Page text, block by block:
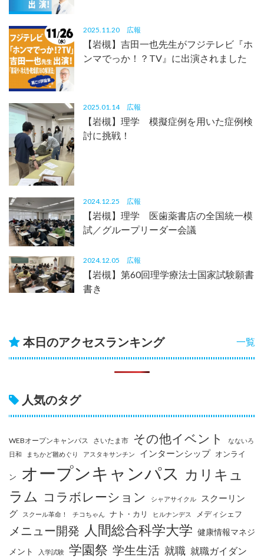
2025.11.20 広報
【岩槻】吉田一也先生がフジテレビ『ホ
ンマでっか！？TV』に出演されました
2025.01.14 広報
【岩槻】理学 模擬症例を用いた症例検
討に挑戦！
2024.12.25 広報
【岩槻】理学 医歯薬書店の全国統一模
試／グループリーダー会議
2024.12.05 広報
【岩槻】第60回理学療法士国家試験願書
書き
一覧
本日のアクセスランキング
人気のタグ
WEBオープンキャンパス さいたま市 その他イベント
なないろ
日和
まちかど雛めぐり アスタキサンチン インターンシップ オンライ
ン オープンキャンパス カリキュ
ラム コラボレーション シャアサイクル
スクーリン
グ
スクール革命！ チコちゃん ナト・カリ ヒルナンデス メディシェフ
メニュー開発 人間総合科学大学 健康情報マネジ
メント
入学試験 学園祭 学生生活 就職 就職ガイダン